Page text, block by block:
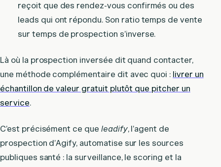
reçoit que des rendez-vous confirmés ou des
leads qui ont répondu. Son ratio temps de vente
sur temps de prospection s’inverse.
Là où la prospection inversée dit quand contacter,
une méthode complémentaire dit avec quoi : livrer un
échantillon de valeur gratuit plutôt que pitcher un
service.
C’est précisément ce que leadify, l’agent de
prospection d’Agify, automatise sur les sources
publiques santé : la surveillance, le scoring et la